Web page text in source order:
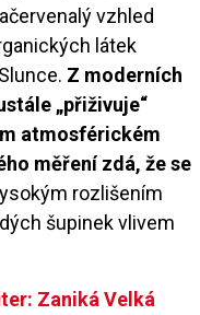
vzhled
látek
Z moderních
„přiživuje“
atmosférickém
měření zdá, že se
rozlišením
šupinek vlivem
Zaniká Velká